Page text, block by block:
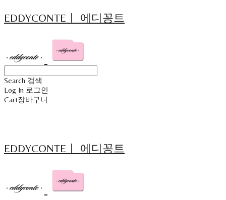
EDDYCONTEㅣ 에디꽁트
Search 검색
Log In 로그인
Cart장바구니
EDDYCONTEㅣ 에디꽁트